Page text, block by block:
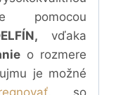
pomocou
vďaka
o rozmere
je možné
, so